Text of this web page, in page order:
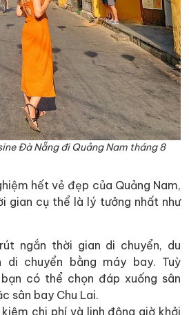
Đà Nẵng đi Quảng Nam tháng 8
hết vẻ đẹp của Quảng Nam,
gian cụ thể là lý tưởng nhất như
ngắn thời gian di chuyển, du
di chuyển bằng máy bay. Tuỳ
có thể chọn đáp xuống sân
sân bay Chu Lai.
chi phí và linh động giờ khởi